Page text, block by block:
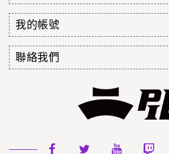
我的帳號
聯絡我們